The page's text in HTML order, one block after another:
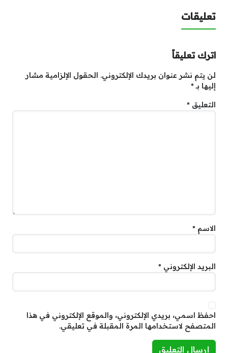
تعليقات
اترك تعليقاً
لن يتم نشر عنوان بريدك الإلكتروني. الحقول الإلزامية مشار
إليها بـ*
التعليق *
الاسم *
البريد الإلكتروني *
احفظ اسمي، بريدي الإلكتروني، والموقع الإلكتروني في هذا
المتصفح لاستخدامها المرة المقبلة في تعليقي.